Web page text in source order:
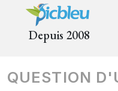
Depuis 2008
QUESTION